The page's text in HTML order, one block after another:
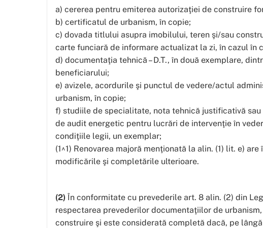
a) cererea pentru emiterea autorizaţiei de construire
b) certificatul de urbanism, în copie;
c) dovada titlului asupra imobilului, teren şi/sau
carte funciară de informare actualizat la zi, în cazul în
d) documentaţia tehnică – D.T., în două exemplare,
beneficiarului;
e) avizele, acordurile şi punctul de vedere/actul
urbanism, în copie;
f) studiile de specialitate, nota tehnică justificativă
de audit energetic pentru lucrări de intervenţie în
condiţiile legii, un exemplar;
(1^1) Renovarea majoră menţionată la alin. (1) lit. e)
modificările şi completările ulterioare.
(2) În conformitate cu prevederile art. 8 alin. (2) din
respectarea prevederilor documentaţiilor de
construire şi este considerată completă dacă, pe